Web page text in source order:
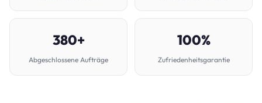
380+
Abgeschlossene Aufträge
100%
Zufriedenheitsgarantie